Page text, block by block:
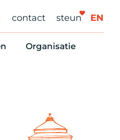
contact steun EN
en ANBI
Organisatie
Werken bij
Nieuws en